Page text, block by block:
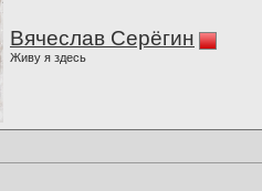
Вячеслав Серёгин
Живу я здесь